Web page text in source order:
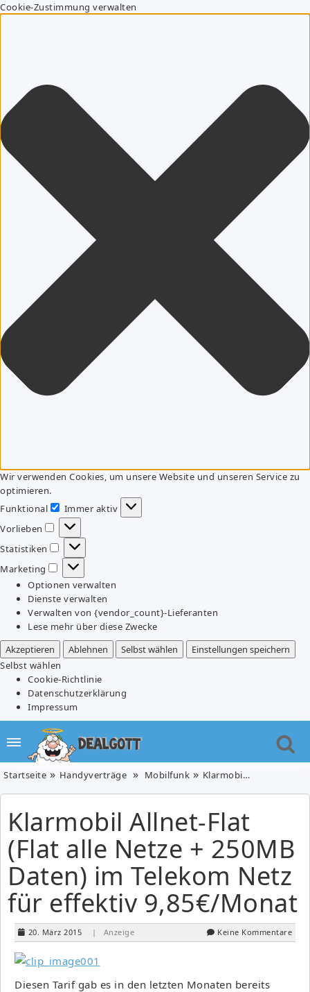
Cookie-Zustimmung verwalten
Wir verwenden Cookies, um unsere Website und unseren Service zu
optimieren.
Funktional
Funktional
Immer aktiv
Vorlieben
Vorlieben
Statistiken
Statistiken
Marketing
Marketing
Optionen verwalten
Dienste verwalten
Verwalten von {vendor_count}-Lieferanten
Lese mehr über diese Zwecke
Akzeptieren
Ablehnen Selbst wählen
Einstellungen speichern
Selbst wählen
Cookie-Richtlinie
Datenschutzerklärung
Impressum
Startseite Handyverträge Mobilfunk Klarmobil Allnet-Flat (Flat alle Netze + 250MB Daten) im Telekom Netz für effektiv 9,85€/Monat
Klarmobil Allnet-Flat
(Flat alle Netze + 250MB
Daten) im Telekom Netz
für effektiv 9,85€/Monat
20. März 2015 | Anzeige Keine Kommentare
Diesen Tarif gab es in den letzten Monaten bereits